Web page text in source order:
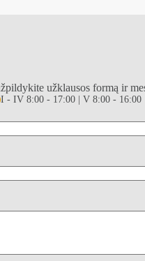
užklausos formą ir
I - IV 8:00 - 17:00 | V 8:00 - 16:00